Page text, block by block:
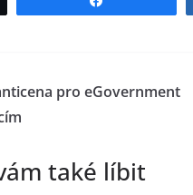
pro eGovernment
také líbit